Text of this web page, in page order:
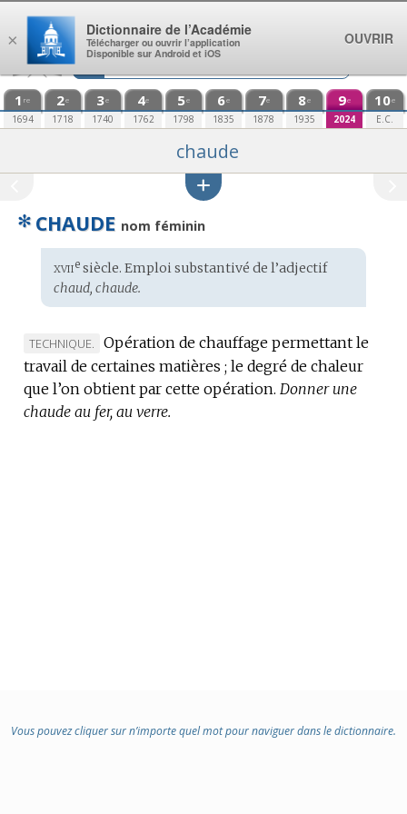
Aller au contenu
1 re
1694
2e
1718
3e
1740
4e
1762
5e
1798
6e
1835
7e
1878
8e
1935
9e
2024
10e
E.C.
chaude
✻ CHAUDE nom féminin
Étymologie
:
xviiesiècle. Emploi substantivé de l’adjectif
chaud, chaude.
MARQUE
DE
DOMAINE
:
TECHNIQUE.
Opération de chauffage permettant le
travail de certaines matières ; le degré de chaleur
que l’on obtient par cette opération. Donner une
chaude au fer, au verre.
Vous pouvez cliquer sur n’importe quel mot pour naviguer dans le dictionnaire.
×
Dictionnaire de l’Académie
Télécharger ou ouvrir l’application
Disponible sur Android et iOS
OUVRIR